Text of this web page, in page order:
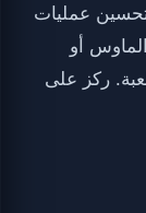
عمليات
أو
ركز على